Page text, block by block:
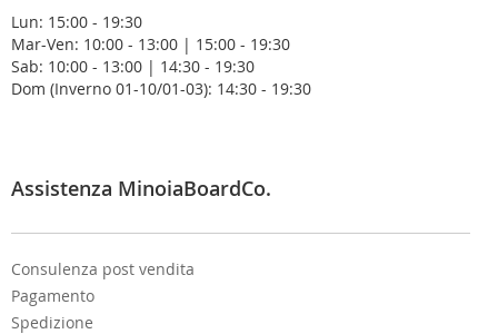
e
w
s
l
e
:
Lun: 15:00 - 19:30
Mar-Ven: 10:00 - 13:00 | 15:00 - 19:30
Sab: 10:00 - 13:00 | 14:30 - 19:30
Dom (Inverno 01-10/01-03): 14:30 - 19:30
Assistenza MinoiaBoardCo.
Consulenza post vendita
Pagamento
Spedizione